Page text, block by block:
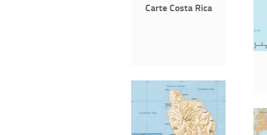
Carte Costa Rica